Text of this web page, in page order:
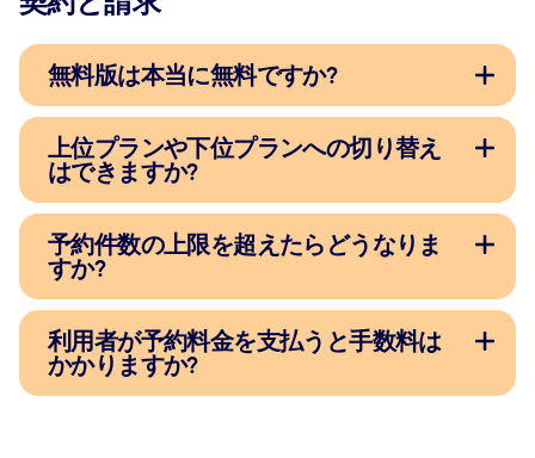
無料版は本当に無料ですか?
上位プランや下位プランへの切り替え
はできますか?
予約件数の上限を超えたらどうなりま
すか?
利用者が予約料金を支払うと手数料は
かかりますか?